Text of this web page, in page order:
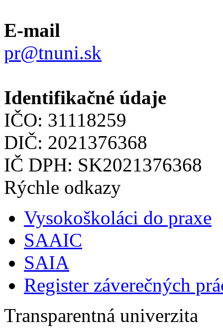
E-mail
pr@tnuni.sk
Identifikačné údaje
IČO: 31118259
DIČ: 2021376368
IČ DPH: SK2021376368
Rýchle odkazy
Vysokoškoláci do praxe
SAAIC
SAIA
Register záverečných
Transparentná univerzita